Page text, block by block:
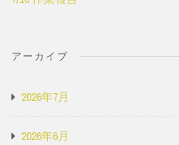
アーカイブ
2026年7月
2026年6月